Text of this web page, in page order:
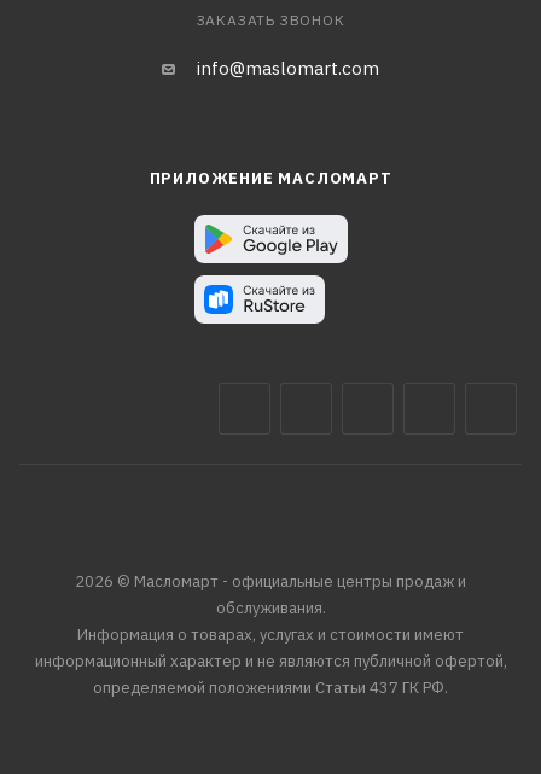
ЗАКАЗАТЬ ЗВОНОК
info@maslomart.com
ПРИЛОЖЕНИЕ МАСЛОМАРТ
2026 © Масломарт - официальные центры продаж и
обслуживания.
Информация о товарах, услугах и стоимости имеют
информационный характер и не являются публичной офертой,
определяемой положениями Статьи 437 ГК РФ.